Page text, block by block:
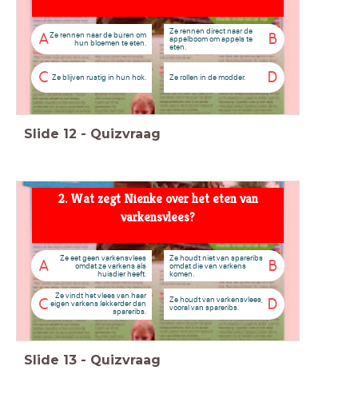
AZe rennen naar de buren om
hun bloemen te eten.
B
Ze rennen direct naar de
appelboom om appels te
eten.
C Ze blijven rustig in hun hok. D
Ze rollen in de modder.
Slide 12 - Quizvraag
2. Wat zegt Nienke over het eten van
varkensvlees?
A
Ze eet geen varkensvlees
omdat ze varkens als
huisdier heeft.
B
Ze houdt niet van spareribs
omdat die van varkens
komen.
C
Ze vindt het vlees van haar
eigen varkens lekkerder dan
spareribs.
D
Ze houdt van varkensvlees,
vooral van spareribs.
Slide 13 - Quizvraag